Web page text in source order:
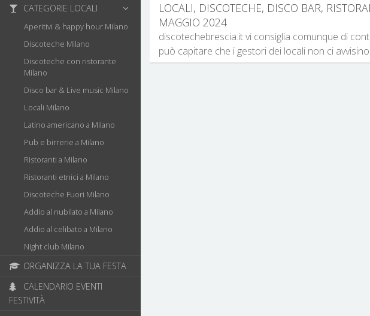
CATEGORIE LOCALI
Aperitivi & happy hour Milano
Discoteche Milano
Discoteche con ristorante
Milano
Disco bar & Live music Milano
Locali Milano
Latino americano a Milano
Pub e birrerie a Milano
Ristoranti a Milano
Ristoranti etnici a Milano
Discoteche Fuori Milano
Addio al nubilato a Milano
Addio al celibato a Milano
Night club Milano
ORGANIZZA LA TUA FESTA
FESTIVITÀ
LOCALI, DISCOTECHE, DISCO BAR,
MAGGIO 2024
discotechebrescia.it vi consiglia comunque di
può capitare che i gestori dei locali non ci